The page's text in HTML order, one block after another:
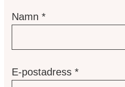
Namn *
E-postadress *